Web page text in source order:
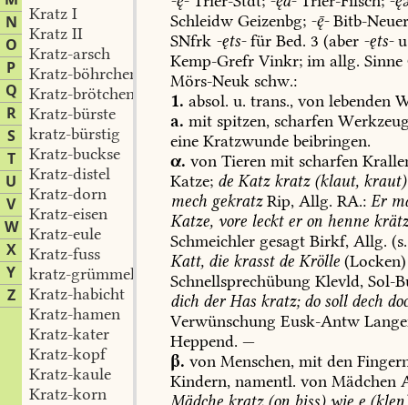
N
O
P
Q
R
S
T
U
V
W
X
Y
Z
Kratz I
Kratz II
Kratz-arsch
Kratz-böhrchen
Kratz-brötchen
Kratz-bürste
kratz-bürstig
Kratz-buckse
Kratz-distel
Kratz-dorn
Kratz-eisen
Kratz-eule
Kratz-fuss
kratz-grümmelig
Kratz-habicht
Kratz-hamen
Kratz-kater
Kratz-kopf
Kratz-kaule
Kratz-korn
Schleidw Geizenbg; -- Bitb-
SNfrk -ęts-für Bed. 3 (aber -ęts-
Kemp-Grefr Vinkr; im allg. Sinne
Mörs-Neuk schw.:
1. absol. u. trans., von lebenden
a. mit spitzen, scharfen
eine Kratzwunde beibringen.
α. von Tieren mit scharfen
Katze; de Katzkratz(klaut, kraut)
mech gekratzRip, Allg. RA.: Er
Katze, vore leckteron henne
Schmeichler gesagt Birkf, Allg. (s.
Katt, die krasstde Krölle (Locken)
Schnellsprechübung Klevld, Sol-
dich derHas kratz;dosolldech
Verwünschung Eusk-Antw
Heppend. —
β. von Menschen, mit den
Kindern, namentl. von Mädchen